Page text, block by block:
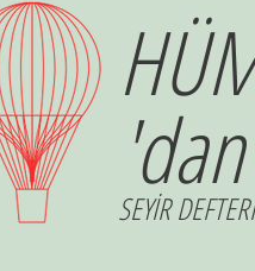
'dan
SEYİR DEFTERİ